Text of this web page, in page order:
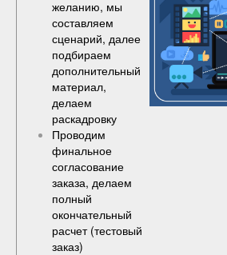
желанию, мы
составляем
сценарий, далее
подбираем
дополнительный
материал,
делаем
раскадровку
Проводим
финальное
согласование
заказа, делаем
полный
окончательный
расчет (тестовый
заказ)